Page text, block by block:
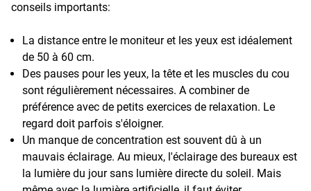
conseils importants:
La distance entre le moniteur et les yeux est idéalement
de 50 à 60 cm.
Des pauses pour les yeux, la tête et les muscles du cou
sont régulièrement nécessaires. A combiner de
préférence avec de petits exercices de relaxation. Le
regard doit parfois s'éloigner.
Un manque de concentration est souvent dû à un
mauvais éclairage. Au mieux, l'éclairage des bureaux est
la lumière du jour sans lumière directe du soleil. Mais